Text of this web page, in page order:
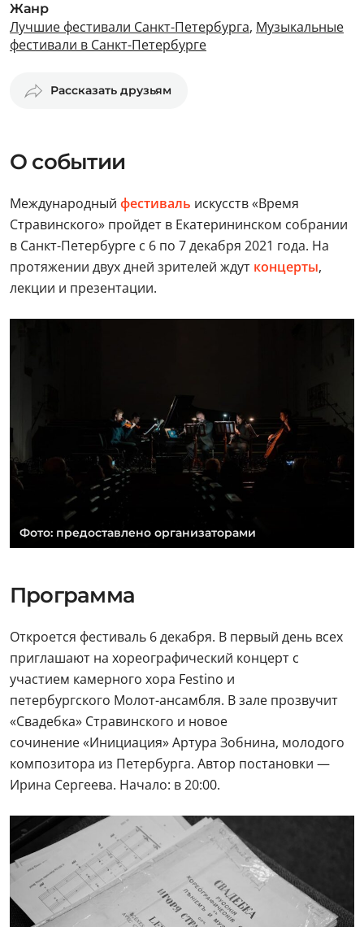
Жанр
Лучшие фестивали Санкт-Петербурга, Музыкальные
фестивали в Санкт-Петербурге
Рассказать друзьям
О событии
Международный фестиваль искусств «Время
Стравинского» пройдет в Екатерининском собрании
в Санкт-Петербурге с 6 по 7 декабря 2021 года. На
протяжении двух дней зрителей ждут концерты,
лекции и презентации.
Фото: предоставлено организаторами
Программа
Откроется фестиваль 6 декабря. В первый день всех
приглашают на хореографический концерт с
участием камерного хора Festino и
петербургского Молот-ансамбля. В зале прозвучит
«Свадебка» Стравинского и новое
сочинение «Инициация» Артура Зобнина, молодого
композитора из Петербурга. Автор постановки —
Ирина Сергеева. Начало: в 20:00.